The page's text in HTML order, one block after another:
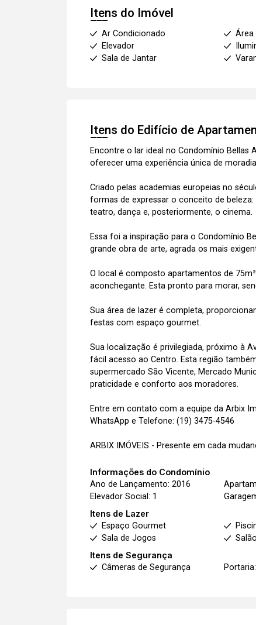
Itens do Imóvel
Ar Condicionado Área
Elevador
Sala de Jantar
Itens do Edifício de
Encontre o lar ideal no Condomínio
oferecer uma experiência única de
Criado pelas academias europeias no
formas de expressar o conceito de
teatro, dança e, posteriormente, o cinema.
Essa foi a inspiração para o Condomínio
grande obra de arte, agrada os mais
O local é composto apartamentos de
aconchegante. Esta pronto para morar,
Sua área de lazer é completa,
festas com espaço gourmet.
Sua localização é privilegiada, próximo à
fácil acesso ao Centro. Esta região
supermercado São Vicente, Mercado
praticidade e conforto aos moradores.
Entre em contato com a equipe da Arbix
WhatsApp e Telefone: (19) 3475-4546
ARBIX IMÓVEIS - Presente em cada
Informações do Condomínio
Ano de Lançamento: 2016
Elevador Social: 1
Itens de Lazer
Espaço Gourmet
Sala de Jogos
Itens de Segurança
Câmeras de Segurança